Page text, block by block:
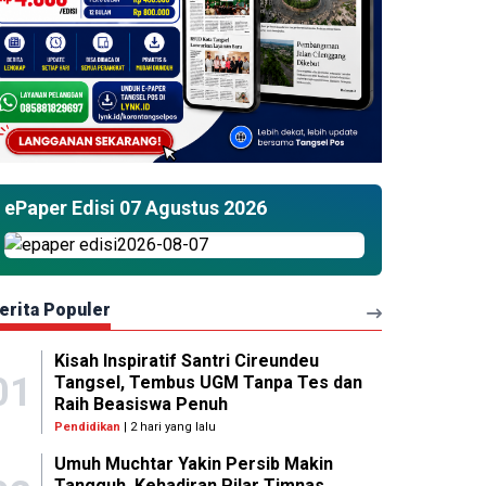
ePaper Edisi 07 Agustus 2026
Populer
Kisah Inspiratif Santri Cireundeu
Tangsel, Tembus UGM Tanpa Tes dan
Raih Beasiswa Penuh
Pendidikan | 2 hari yang lalu
Umuh Muchtar Yakin Persib Makin